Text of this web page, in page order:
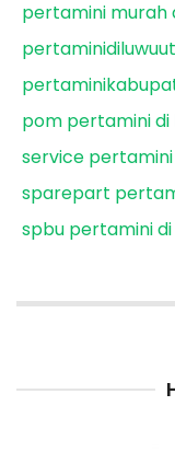
pertamini murah
pom pertamini di
service
sparepart
spbu pertamini